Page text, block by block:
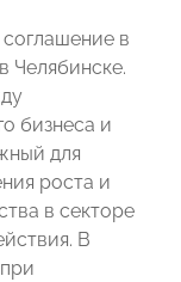
в
Челябинске.
бизнеса и
для
роста и
в секторе
В